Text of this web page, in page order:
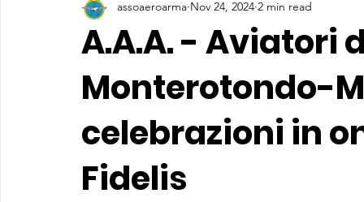
A.A.A. - Aviatori
Monterotondo-
celebrazioni in
Fidelis
assoaeroarma Nov 24, 2024 2 min read